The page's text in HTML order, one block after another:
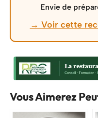
Envie de
→ Voir cette
Vous Aimerez